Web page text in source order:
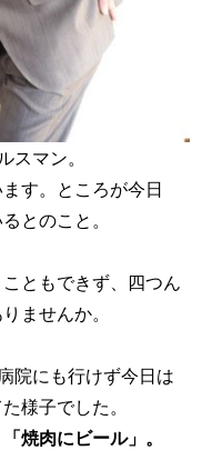
スマン。
す。ところが今日
とのこと。
ともできず、四つん
ませんか。
院にも行けず今日は
様子でした。
焼肉にビール」。